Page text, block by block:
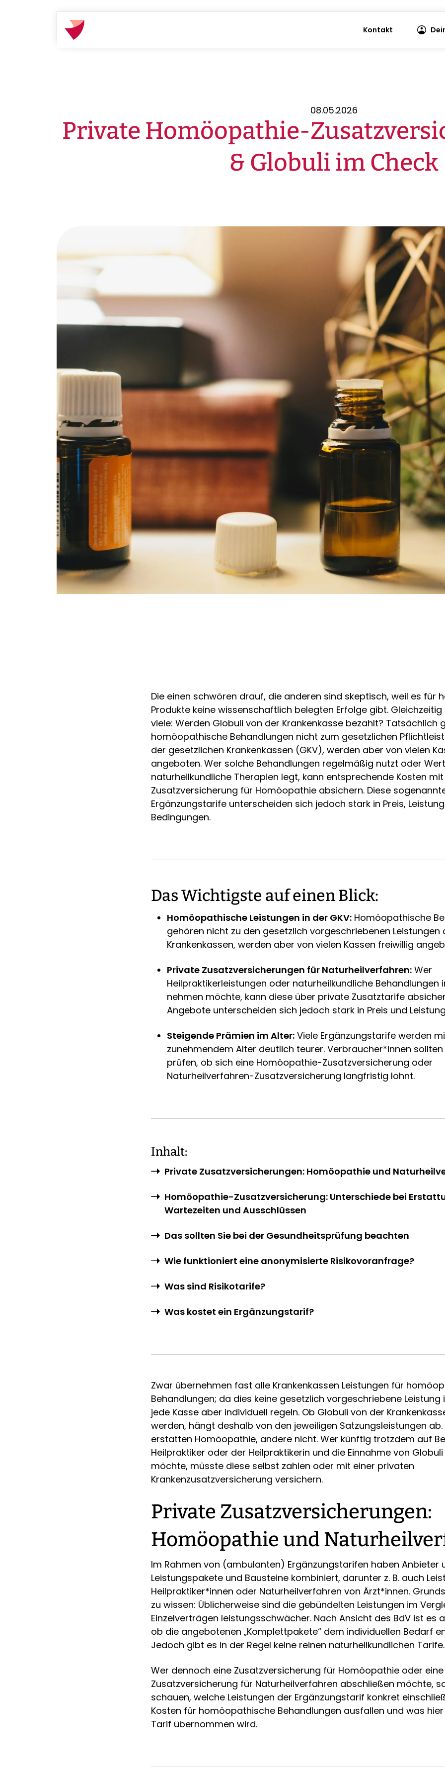
Kontakt
Startseite
08.05.2026
Private Homöopathie-
& Globuli im Check
Die einen schwören drauf, die anderen sind skeptisch, weil es für
Produkte keine wissenschaftlich belegten Erfolge gibt.
viele: Werden Globuli von der Krankenkasse bezahlt? Tatsächlich
homöopathische Behandlungen nicht zum gesetzlichen
der gesetzlichen Krankenkassen (GKV), werden aber von vielen
angeboten. Wer solche Behandlungen regelmäßig nutzt oder
naturheilkundliche Therapien legt, kann entsprechende Kosten
Zusatzversicherung für Homöopathie absichern. Diese
Ergänzungstarife unterscheiden sich jedoch stark in Preis,
Bedingungen.
Das Wichtigste auf einen Blick:
Homöopathische Leistungen in der GKV: Homöopathische
gehören nicht zu den gesetzlich vorgeschriebenen Leistungen
Krankenkassen, werden aber von vielen Kassen freiwillig
Private Zusatzversicherungen für Naturheilverfahren: Wer
Heilpraktikerleistungen oder naturheilkundliche Behandlungen
nehmen möchte, kann diese über private Zusatztarife
Angebote unterscheiden sich jedoch stark in Preis und
Steigende Prämien im Alter: Viele Ergänzungstarife werden
zunehmendem Alter deutlich teurer. Verbraucher*innen
prüfen, ob sich eine Homöopathie-Zusatzversicherung oder
Naturheilverfahren-Zusatzversicherung langfristig lohnt.
Inhalt:
Private Zusatzversicherungen: Homöopathie und
Homöopathie-Zusatzversicherung: Unterschiede bei
Wartezeiten und Ausschlüssen
Das sollten Sie bei der Gesundheitsprüfung beachten
Wie funktioniert eine anonymisierte Risikovoranfrage?
Was sind Risikotarife?
Was kostet ein Ergänzungstarif?
Zwar übernehmen fast alle Krankenkassen Leistungen für
Behandlungen; da dies keine gesetzlich vorgeschriebene Leistung
jede Kasse aber individuell regeln. Ob Globuli von der
werden, hängt deshalb von den jeweiligen Satzungsleistungen ab.
erstatten Homöopathie, andere nicht. Wer künftig trotzdem auf
Heilpraktiker oder der Heilpraktikerin und die Einnahme von
möchte, müsste diese selbst zahlen oder mit einer privaten
Krankenzusatzversicherung versichern.
Private Zusatzversicherungen:
Homöopathie und
Im Rahmen von (ambulanten) Ergänzungstarifen haben Anbieter
Leistungspakete und Bausteine kombiniert, darunter z. B. auch
Heilpraktiker*innen oder Naturheilverfahren von Ärzt*innen.
zu wissen: Üblicherweise sind die gebündelten Leistungen im
Einzelverträgen leistungsschwächer. Nach Ansicht des BdV ist es
ob die angebotenen „Komplettpakete“ dem individuellen Bedarf
Jedoch gibt es in der Regel keine reinen naturheilkundlichen Tarife.
Wer dennoch eine Zusatzversicherung für Homöopathie oder eine
Zusatzversicherung für Naturheilverfahren abschließen möchte,
schauen, welche Leistungen der Ergänzungstarif konkret
Kosten für homöopathische Behandlungen ausfallen und was
Tarif übernommen wird.